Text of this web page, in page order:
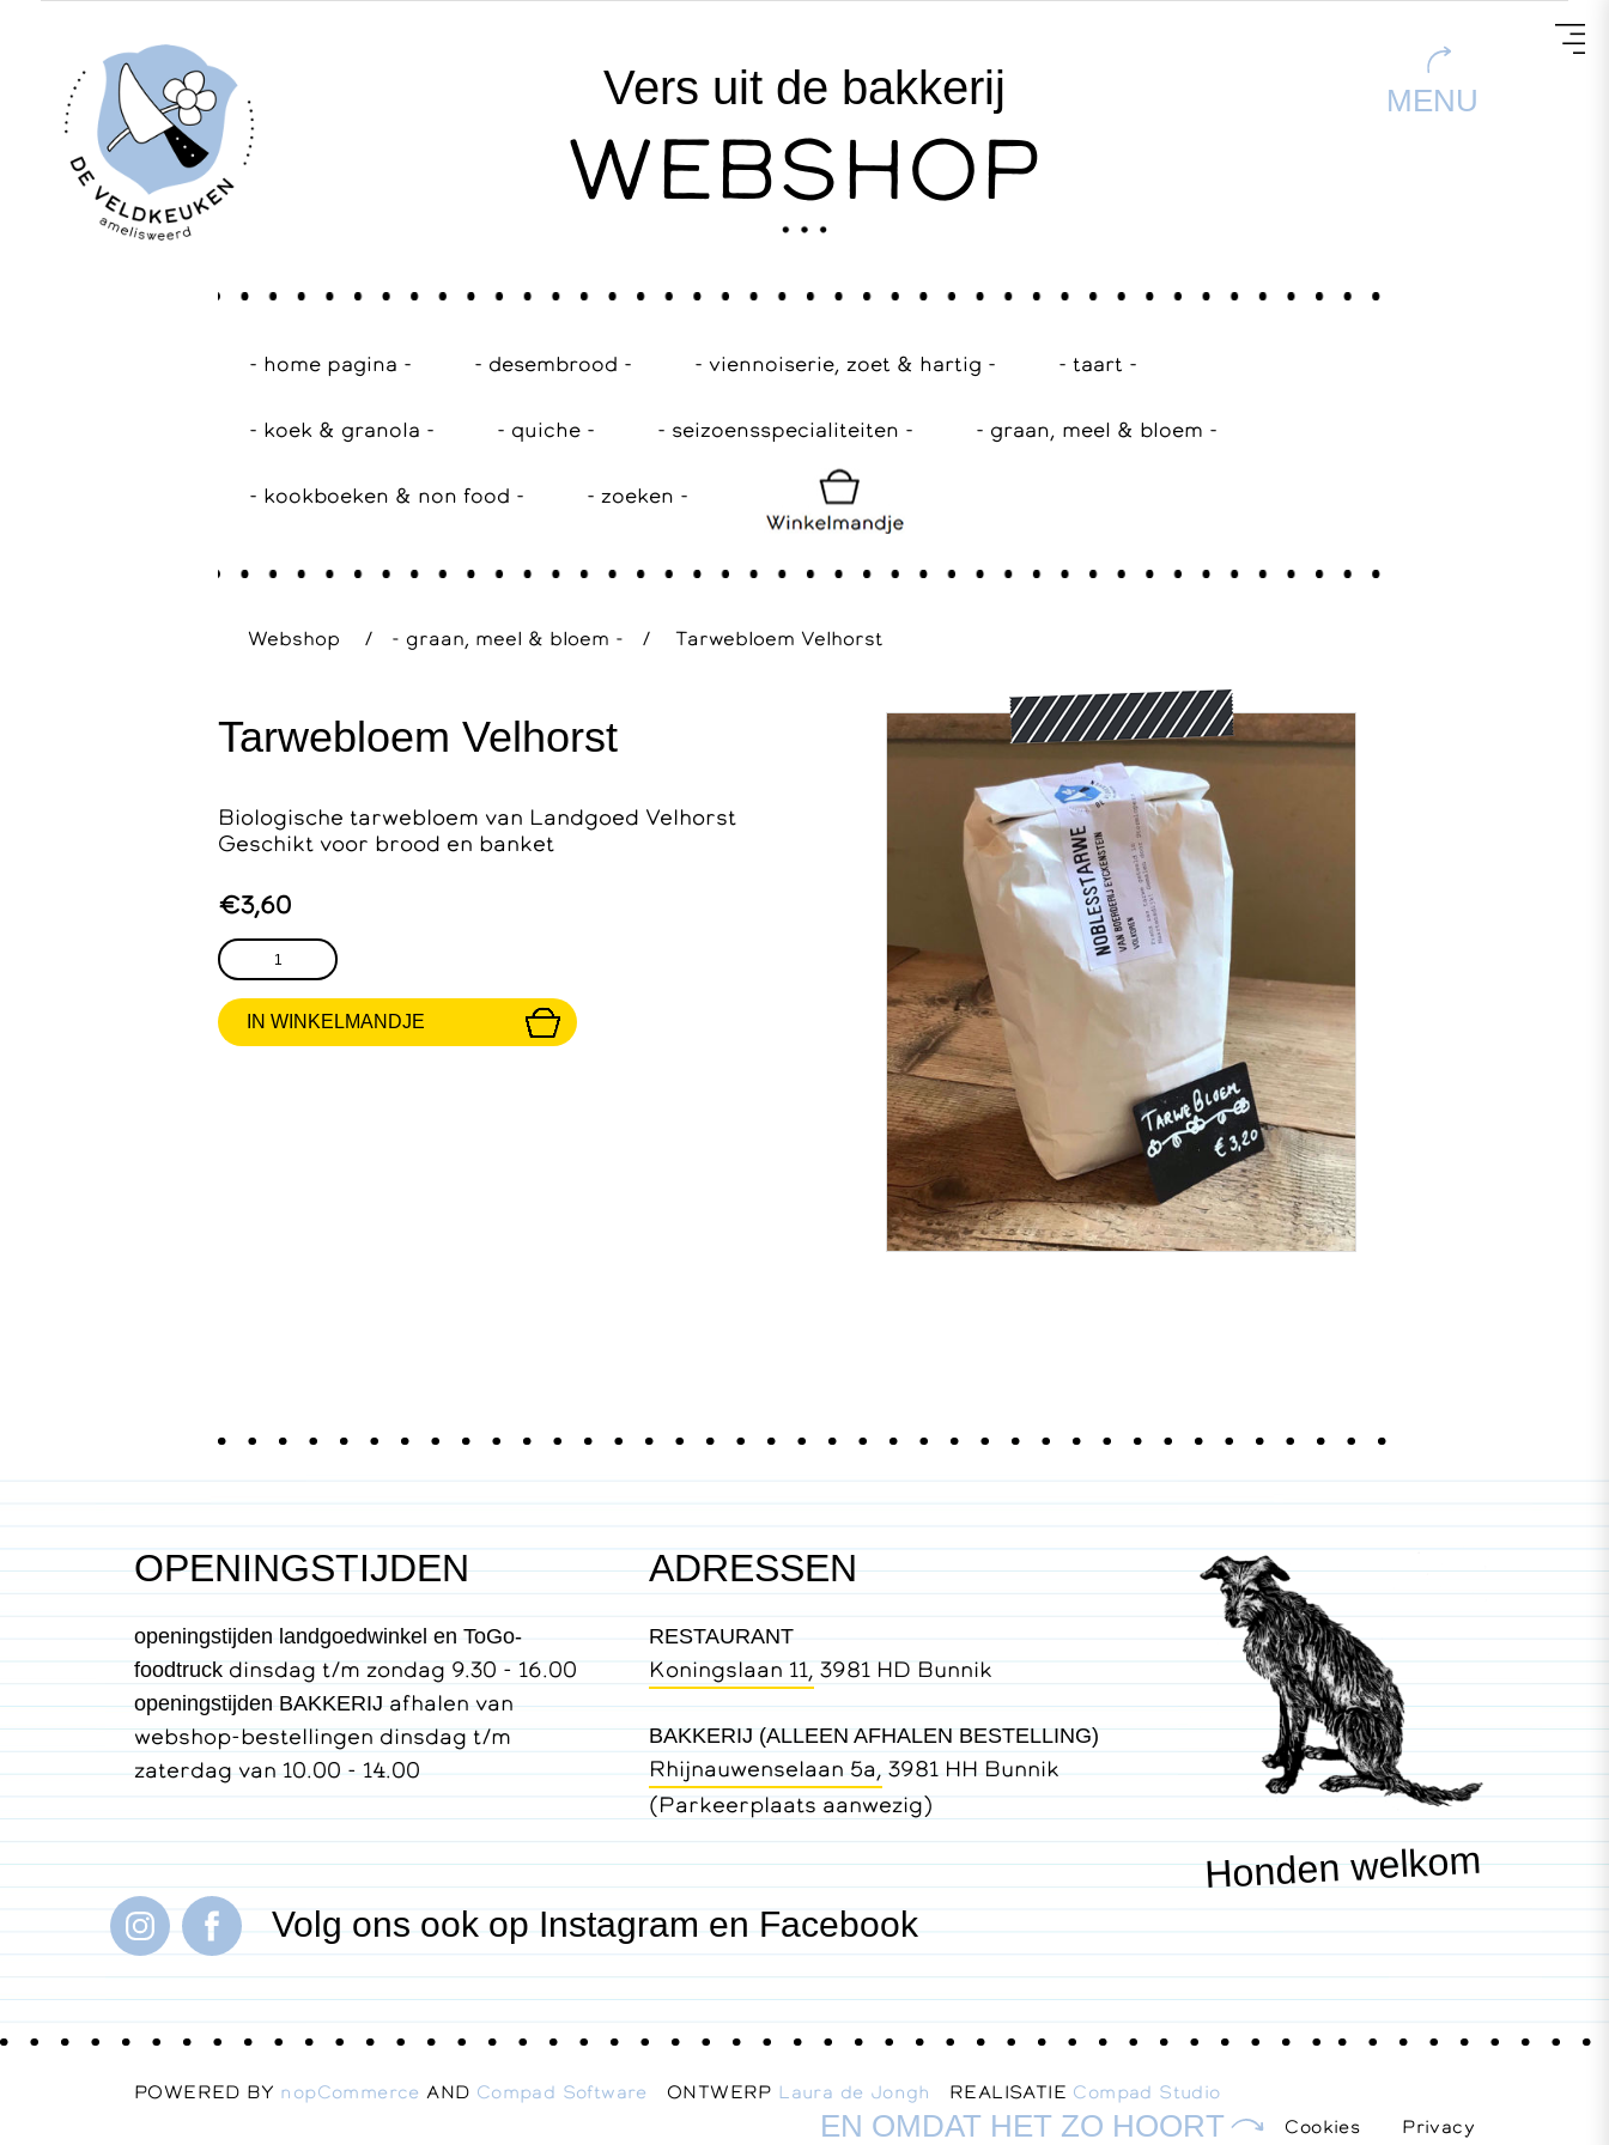
MENU
Vers uit de bakkerij
WEBSHOP
- home pagina - - desembrood - - viennoiserie, zoet & hartig - - taart -
- koek & granola - - quiche - - seizoensspecialiteiten - - graan, meel & bloem -
- kookboeken & non food - - zoeken -
Webshop / - graan, meel & bloem - / Tarwebloem Velhorst
Tarwebloem Velhorst
Biologische tarwebloem van Landgoed Velhorst
Geschikt voor brood en banket
€3,60
OPENINGSTIJDEN
openingstijden landgoedwinkel en ToGo-
foodtruck dinsdag t/m zondag 9.30 - 16.00
openingstijden BAKKERIJafhalen van
webshop-bestellingen dinsdag t/m
zaterdag van 10.00 - 14.00
ADRESSEN
RESTAURANT
Koningslaan 11, 3981 HD Bunnik
BAKKERIJ (ALLEEN AFHALEN BESTELLING)
Rhijnauwenselaan 5a, 3981 HH Bunnik
(Parkeerplaats aanwezig)
Honden welkom
Volg ons ook op Instagram en Facebook
EN OMDAT HET ZO HOORT Cookies Privacy
POWERED BY nopCommerce AND Compad SoftwareONTWERP Laura de Jongh REALISATIE Compad Studio